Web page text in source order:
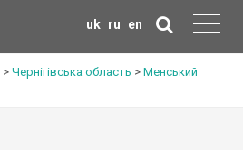
uk ru en
> Чернігівська область > Менський